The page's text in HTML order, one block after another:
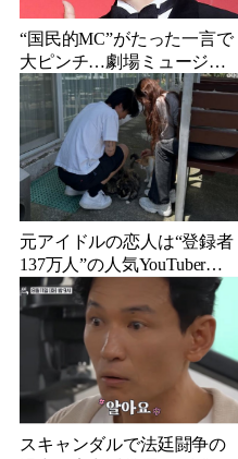
“国民的MC”がたった一言で
大ピンチ…劇場ミュージカ
ルを巡る発言に批判続出、
ついに長文で謝罪
元アイドルの恋人は“登録者
137万人”の人気YouTuberだ
った…同日投稿で明らかに
なった2人の関係
スキャンダルで法廷闘争の